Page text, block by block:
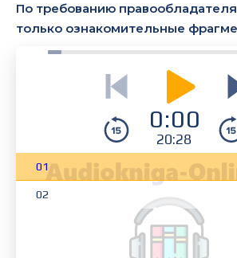
По требованию
только ознакомительные
0:00
20:28
01
02